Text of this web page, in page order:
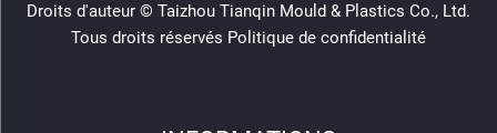
Droits d'auteur © Taizhou Tianqin Mould & Plastics Co., Ltd.
Tous droits réservés Politique de confidentialité